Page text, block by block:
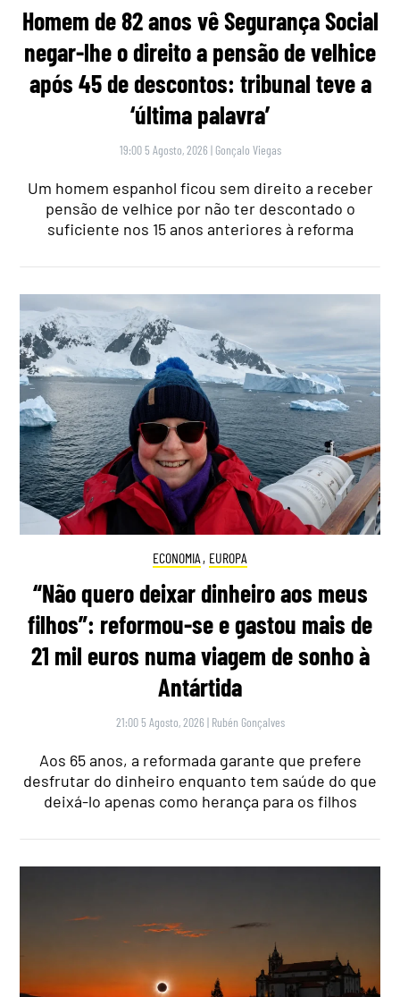
Homem de 82 anos vê Segurança Social
negar-lhe o direito a pensão de velhice
após 45 de descontos: tribunal teve a
‘última palavra’
19:00 5 Agosto, 2026 | Gonçalo Viegas
Um homem espanhol ficou sem direito a receber
pensão de velhice por não ter descontado o
suficiente nos 15 anos anteriores à reforma
ECONOMIA , EUROPA
“Não quero deixar dinheiro aos meus
filhos”: reformou-se e gastou mais de
21 mil euros numa viagem de sonho à
Antártida
21:00 5 Agosto, 2026 | Rubén Gonçalves
Aos 65 anos, a reformada garante que prefere
desfrutar do dinheiro enquanto tem saúde do que
deixá-lo apenas como herança para os filhos